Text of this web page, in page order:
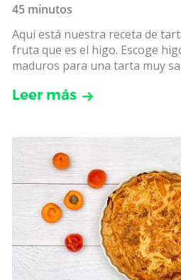
45 minutos
Aquí está nuestra receta de
fruta que es el higo. Escoge
maduros para una tarta muy
Leer más